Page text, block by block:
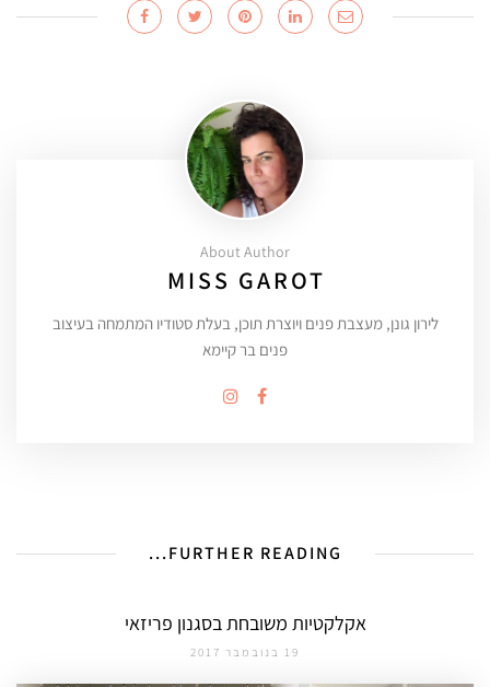
About Author
MISS GAROT
לירון גונן, מעצבת פנים ויוצרת תוכן, בעלת סטודיו המתמחה בעיצוב
פנים בר קיימא
FURTHER READING...
אקלקטיות משובחת בסגנון פריזאי
19 בנובמבר 2017